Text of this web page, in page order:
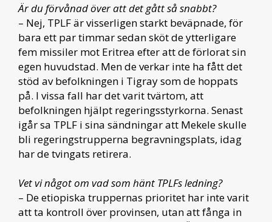
Är du förvånad över att det gått så snabbt?
– Nej, TPLF är visserligen starkt beväpnade, för
bara ett par timmar sedan sköt de ytterligare
fem missiler mot Eritrea efter att de förlorat sin
egen huvudstad. Men de verkar inte ha fått det
stöd av befolkningen i Tigray som de hoppats
på. I vissa fall har det varit tvärtom, att
befolkningen hjälpt regeringsstyrkorna. Senast
igår sa TPLF i sina sändningar att Mekele skulle
bli regeringstrupperna begravningsplats, idag
har de tvingats retirera.
Vet vi något om vad som hänt TPLFs ledning?
– De etiopiska truppernas prioritet har inte varit
att ta kontroll över provinsen, utan att fånga in